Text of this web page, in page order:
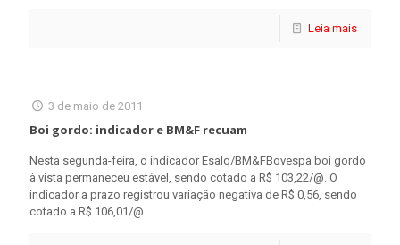
Leia mais
3 de maio de 2011
Boi gordo: indicador e BM&F recuam
Nesta segunda-feira, o indicador Esalq/BM&FBovespa boi gordo
à vista permaneceu estável, sendo cotado a R$ 103,22/@. O
indicador a prazo registrou variação negativa de R$ 0,56, sendo
cotado a R$ 106,01/@.